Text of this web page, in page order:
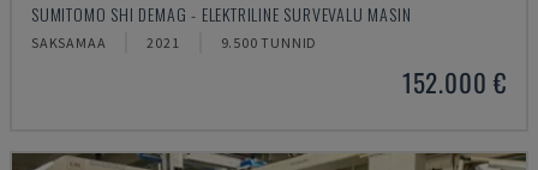
SUMITOMO SHI DEMAG - ELEKTRILINE SURVEVALU MASIN
SAKSAMAA 2021 9.500 TUNNID
152.000 €